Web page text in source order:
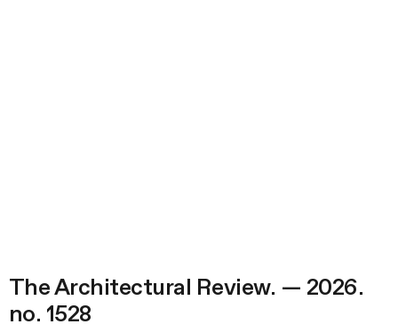
The Architectural Review. — 2026.
no. 1528